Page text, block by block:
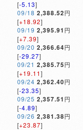
[-5.13]
09/18 2,388.52円
[+18.92]
09/19 2,395.91 円
[+7.39]
09/20 2,366.64円
[-29.27]
09/21 2,385.75円
[+19.11]
09/24 2,362.40円
[-23.35]
09/25 2,357.51 円
[-4.89]
09/26 2,381.38円
[+23.87]